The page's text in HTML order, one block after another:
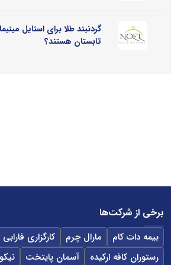
گردنبند طلا برای استایل
تابستان هستند؟
برخی از شرکت‌ها
بیمه دات کام مارال چرم کارگزاری فارابی
رستوران کافه ارکیده
آسمان پایتخت